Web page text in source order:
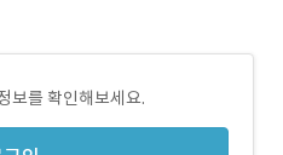
보를 확인해보세요.